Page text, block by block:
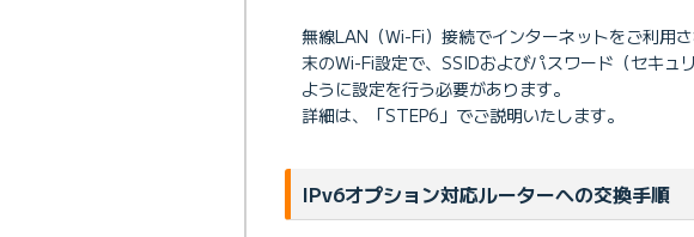
無線LAN（Wi-Fi）接続でインターネットをご利用
末のWi-Fi設定で、SSIDおよびパスワード（セキュ
ように設定を行う必要があります。
詳細は、「STEP6」でご説明いたします。
IPv6オプション対応ルーターへの交換手順